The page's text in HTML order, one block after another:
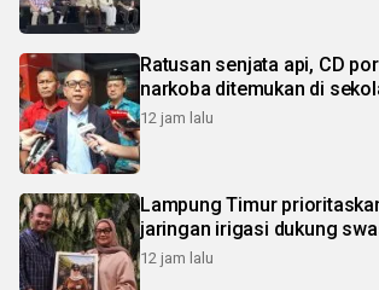
Ratusan senjata api, CD
narkoba ditemukan di
12 jam lalu
Lampung Timur
jaringan irigasi dukung
12 jam lalu